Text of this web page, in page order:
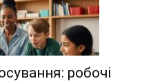
робочі